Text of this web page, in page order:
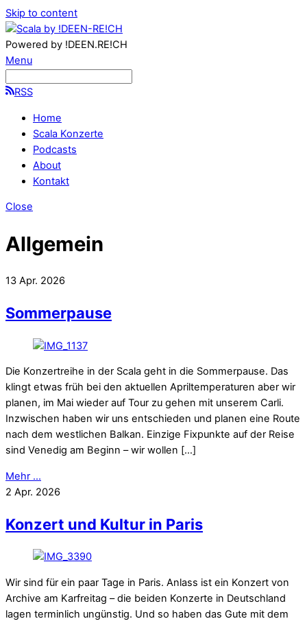
Skip to content
Powered by !DEEN.RE!CH
Menu
RSS
Home
Scala Konzerte
Podcasts
About
Kontakt
Close
Allgemein
13 Apr. 2026
Sommerpause
Die Konzertreihe in der Scala geht in die Sommerpause. Das
klingt etwas früh bei den aktuellen Apriltemperaturen aber wir
planen, im Mai wieder auf Tour zu gehen mit unserem Carli.
Inzwischen haben wir uns entschieden und planen eine Route
nach dem westlichen Balkan. Einzige Fixpunkte auf der Reise
sind Venedig am Beginn – wir wollen […]
Mehr ...
2 Apr. 2026
Konzert und Kultur in Paris
Wir sind für ein paar Tage in Paris. Anlass ist ein Konzert von
Archive am Karfreitag – die beiden Konzerte in Deutschland
lagen terminlich ungünstig. Und so haben das Gute mit dem